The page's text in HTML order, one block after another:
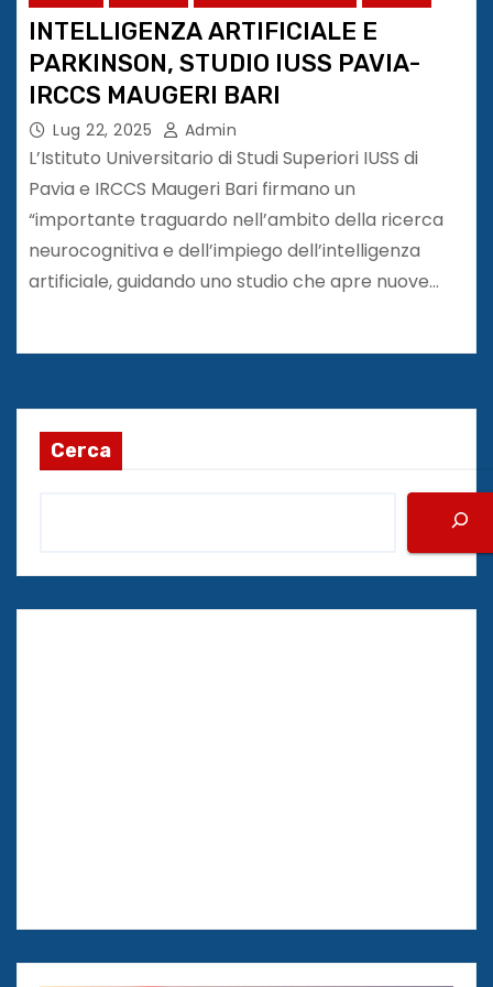
INTELLIGENZA ARTIFICIALE E
PARKINSON, STUDIO IUSS PAVIA-
IRCCS MAUGERI BARI
Lug 22, 2025 Admin
L’Istituto Universitario di Studi Superiori IUSS di
Pavia e IRCCS Maugeri Bari firmano un
“importante traguardo nell’ambito della ricerca
neurocognitiva e dell’impiego dell’intelligenza
artificiale, guidando uno studio che apre nuove…
Cerca